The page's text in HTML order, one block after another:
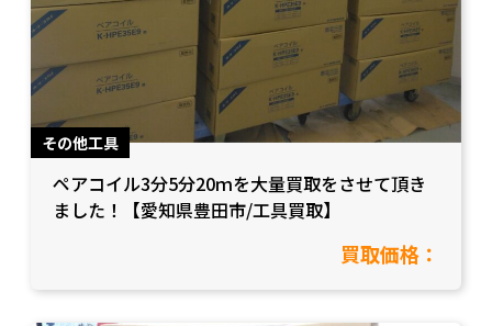
その他工具
ペアコイル3分5分20ｍを大量買取をさせて頂き
ました！【愛知県豊田市/工具買取】
買取価格：